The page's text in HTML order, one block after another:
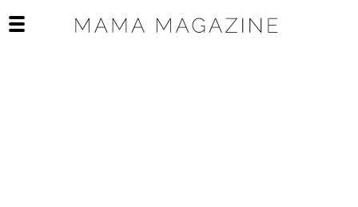
Open het mobiele menu